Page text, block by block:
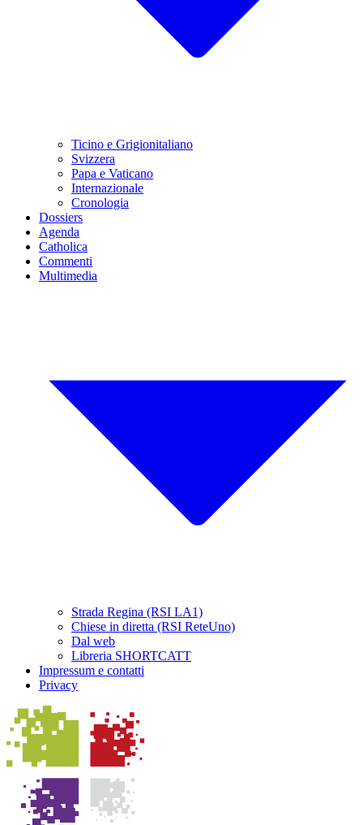
Ticino e Grigionitaliano
Svizzera
Papa e Vaticano
Internazionale
Cronologia
Dossiers
Agenda
Catholica
Commenti
Multimedia
Strada Regina (RSI LA1)
Chiese in diretta (RSI ReteUno)
Dal web
Libreria SHORTCATT
Impressum e contatti
Privacy